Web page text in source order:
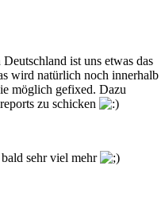
ist uns etwas das
wird natürlich noch innerhalb
möglich gefixed. Dazu
zu schicken
sehr viel mehr